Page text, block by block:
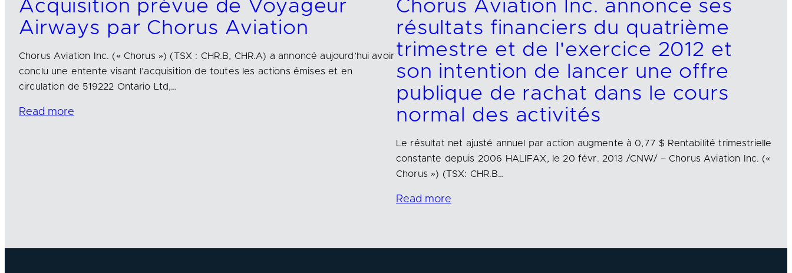
Acquisition prévue de Voyageur
Airways par Chorus Aviation
Chorus Aviation Inc. (« Chorus ») (TSX : CHR.B, CHR.A) a annoncé aujourd’hui avoir
conclu une entente visant l’acquisition de toutes les actions émises et en
circulation de 519222 Ontario Ltd,…
Read more
Chorus Aviation Inc. annonce ses
résultats financiers du quatrième
trimestre et de l'exercice 2012 et
son intention de lancer une offre
publique de rachat dans le cours
normal des activités
Le résultat net ajusté annuel par action augmente à 0,77 $ Rentabilité trimestrielle
constante depuis 2006 HALIFAX, le 20 févr. 2013 /CNW/ – Chorus Aviation Inc. («
Chorus ») (TSX: CHR.B…
Read more